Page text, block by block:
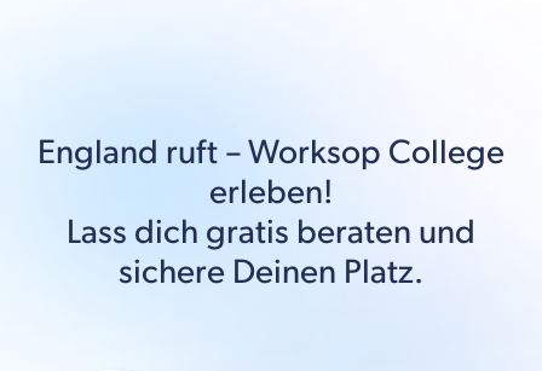
England ruft –Worksop College
erleben!
Lass dich gratis beraten und
sichere Deinen Platz.